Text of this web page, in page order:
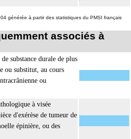
générée à partir des statistiques du PMSI français
associés à
substance durale de plus
ou substitut, au cours
ou
à visée
d'exérèse de tumeur de
épinière, ou des